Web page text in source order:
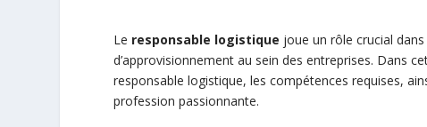
Le responsable logistique joue un rôle crucial
d’approvisionnement au sein des entreprises. Dans
responsable logistique, les compétences requises,
profession passionnante.